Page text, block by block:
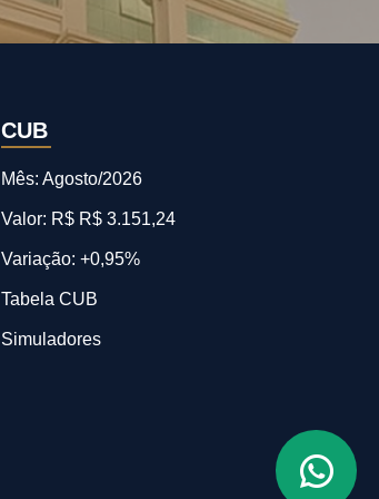
CUB
Mês: Agosto/2026
Valor: R$ R$ 3.151,24
Variação: +0,95%
Tabela CUB
Simuladores